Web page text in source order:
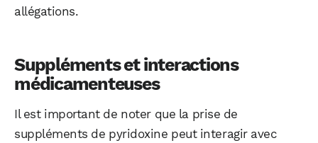
allégations.
Suppléments et interactions
médicamenteuses
Il est important de noter que la prise de
suppléments de pyridoxine peut interagir avec